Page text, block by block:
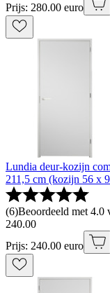
Prijs: 280.00 euro
Lundia deur-kozijn
211,5 cm (kozijn 56 x
(6)Beoordeeld met 4.0
240.00
Prijs: 240.00 euro